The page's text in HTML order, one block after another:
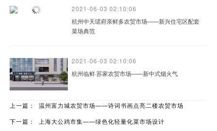
2021-06-03 02:10:06
杭州中天珺府亲鲜多农贸市场——新兴住宅区配套
菜场典范
2021-06-03 02:10:06
杭州临鲜·苏家农贸市场——新中式烟火气
上一篇：
温州富力城农贸市场——诗词书画点亮二楼农贸市场
下一篇：
上海大公鸡市集——绿色化轻量化菜市场设计